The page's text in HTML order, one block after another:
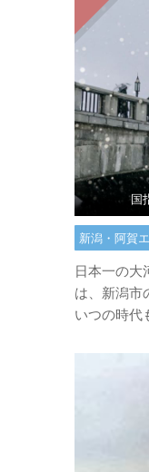
国
新潟・阿賀
日本一の大
は、新潟市
いつの時代